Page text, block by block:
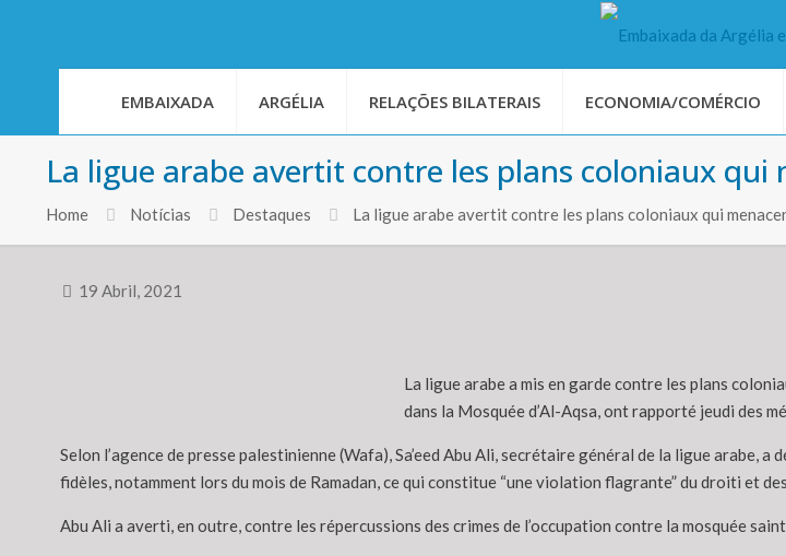
EMBAIXADA ARGÉLIA RELAÇÕES BILATERAIS ECONOMIA/COMÉRCIO
La ligue arabe avertit contre les plans coloniaux qui
Home Notícias Destaques La ligue arabe avertit contre les plans coloniaux qui
19 Abril, 2021
La ligue arabe a mis en garde contre les plans
dans la Mosquée d’Al-Aqsa, ont rapporté jeudi des
Selon l’agence de presse palestinienne (Wafa), Sa’eed Abu Ali, secrétaire général de la ligue arabe,
fidèles, notamment lors du mois de Ramadan, ce qui constitue “une violation flagrante” du droiti et
Abu Ali a averti, en outre, contre les répercussions des crimes de l’occupation contre la mosquée